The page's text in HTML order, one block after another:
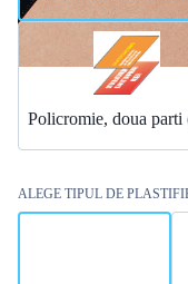
Policromie, doua parti
ALEGE TIPUL DE